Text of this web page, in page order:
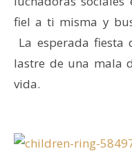
fiel a ti misma y
La esperada fiesta
lastre de una mala
vida.